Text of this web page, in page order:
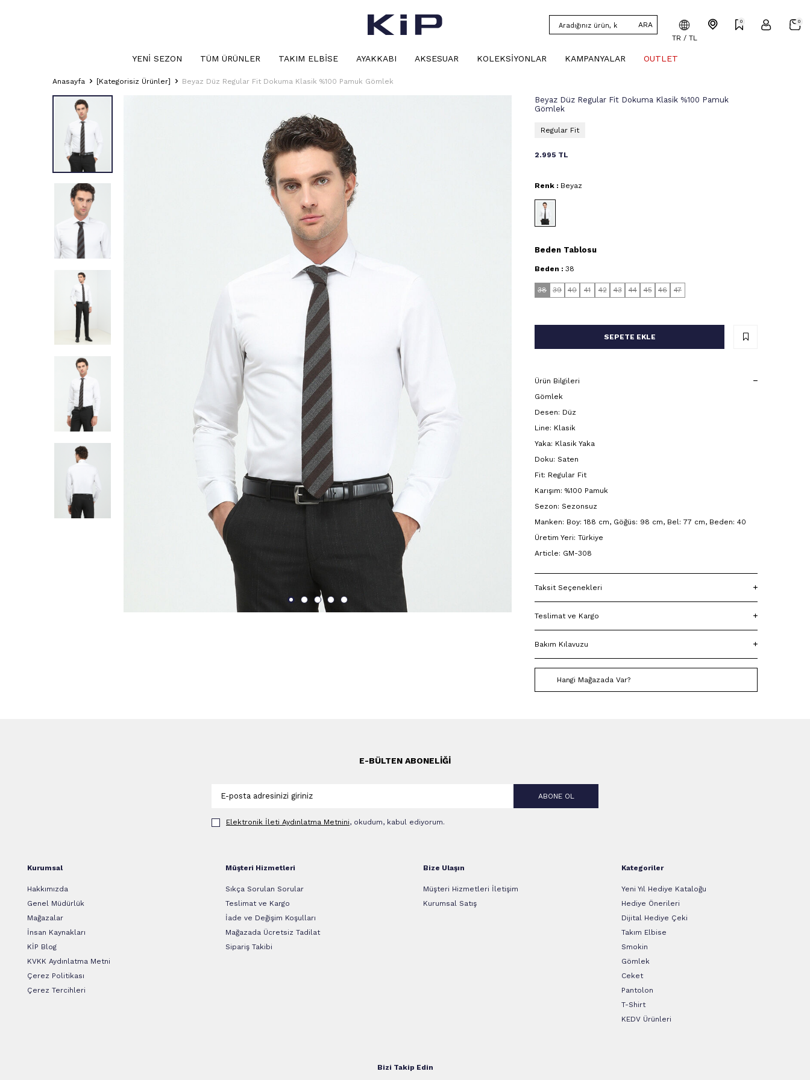
ARA
TR / TL
0 0
YENI SEZON TÜM ÜRÜNLER TAKIM ELBISE AYAKKABI AKSESUAR KOLEKSIYONLAR KAMPANYALAR OUTLET
Anasayfa [Kategorisiz Ürünler] Beyaz Düz Regular Fit Dokuma Klasik %100 Pamuk Gömlek
Beyaz Düz Regular Fit Dokuma Klasik %100 Pamuk
Gömlek
Regular Fit
2.995 TL
Renk : Beyaz
Beden Tablosu
Beden : 38
38 39 40 41 42 43 44 45 46 47
SEPETE EKLE
Ürün Bilgileri
Gömlek
Desen: Düz
Line: Klasik
Yaka: Klasik Yaka
Doku: Saten
Fit: Regular Fit
Karışım: %100 Pamuk
Sezon: Sezonsuz
Manken: Boy: 188 cm, Göğüs: 98 cm, Bel: 77 cm, Beden: 40
Üretim Yeri: Türkiye
Article: GM-308
Taksit Seçenekleri
Teslimat ve Kargo
Bakım Kılavuzu
Hangi Mağazada Var?
E-BÜLTEN ABONELIĞI
ABONE OL
Elektronik İleti Aydınlatma Metni‌ni, okudum, kabul ediyorum.
Kurumsal
Hakkımızda
Genel Müdürlük
Mağazalar
İnsan Kaynakları
KİP Blog
KVKK Aydınlatma Metni
Çerez Politikası
Çerez Tercihleri
Müşteri Hizmetleri
Sıkça Sorulan Sorular
Teslimat ve Kargo
İade ve Değişim Koşulları
Mağazada Ücretsiz Tadilat
Sipariş Takibi
Bize Ulaşın
Müşteri Hizmetleri İletişim
Kurumsal Satış
Kategoriler
Yeni Yıl Hediye Kataloğu
Hediye Önerileri
Dijital Hediye Çeki
Takım Elbise
Smokin
Gömlek
Ceket
Pantolon
T-Shirt
KEDV Ürünleri
Bizi Takip Edin